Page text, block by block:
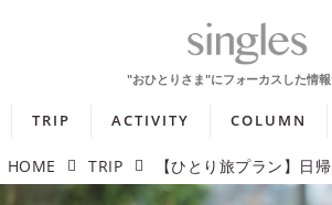
TRIP ACTIVITY COLUMN
HOME TRIP